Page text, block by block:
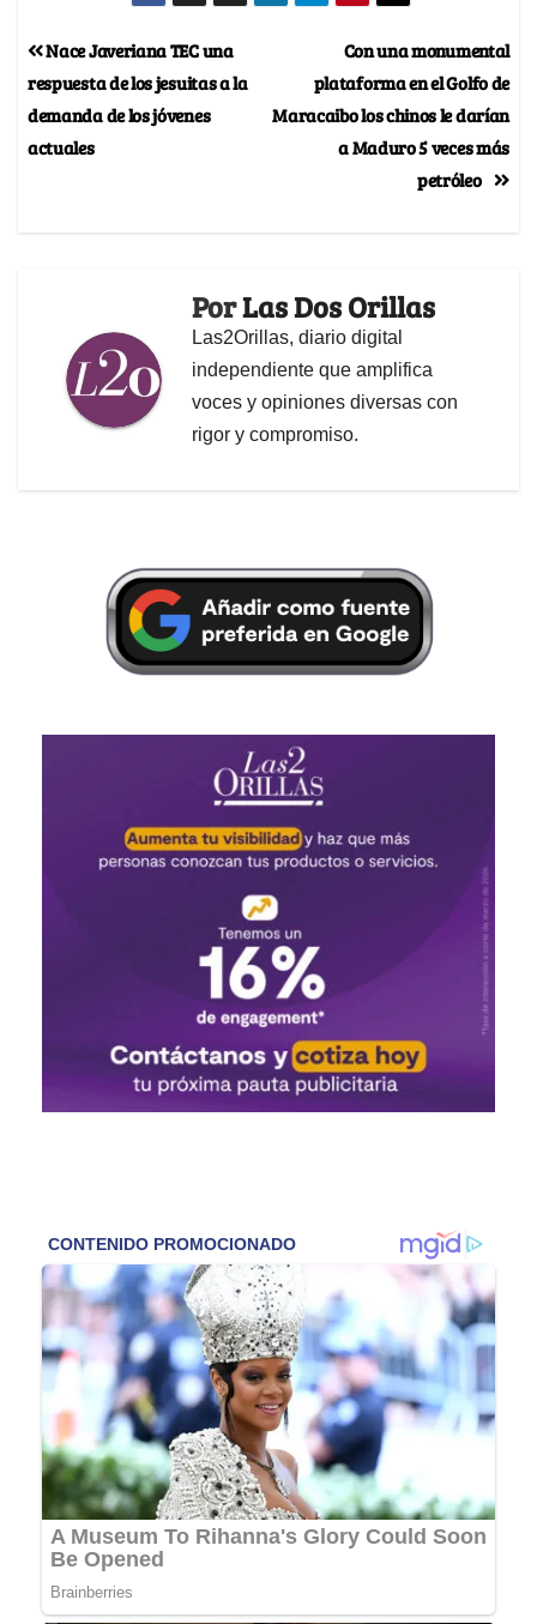
Con una monumental
plataforma en el Golfo de
Maracaibo los chinos le darían
a Maduro 5 veces más
petróleo
Nace Javeriana TEC una
respuesta de los jesuitas a la
demanda de los jóvenes
actuales
PorLas Dos Orillas
Las2Orillas, diario digital
independiente que amplifica
voces y opiniones diversas con
rigor y compromiso.